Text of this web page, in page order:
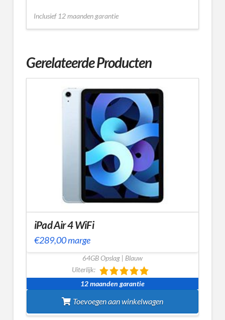
Inclusief 12 maanden garantie
Gerelateerde Producten
iPad Air 4 WiFi
€289,00marge
64GB Opslag | Blauw
Uiterlijk:
12 maanden garantie
Toevoegen aan winkelwagen